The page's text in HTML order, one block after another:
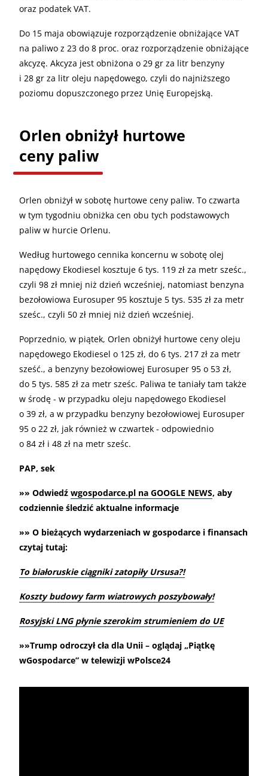
oraz podatek VAT.
Do 15 maja obowiązuje rozporządzenie obniżające VAT
na paliwo z 23 do 8 proc. oraz rozporządzenie obniżające
akcyzę. Akcyza jest obniżona o 29 gr za litr benzyny
i 28 gr za litr oleju napędowego, czyli do najniższego
poziomu dopuszczonego przez Unię Europejską.
Orlen obniżył hurtowe
ceny paliw
Orlen obniżył w sobotę hurtowe ceny paliw. To czwarta
w tym tygodniu obniżka cen obu tych podstawowych
paliw w hurcie Orlenu.
Według hurtowego cennika koncernu w sobotę olej
napędowy Ekodiesel kosztuje 6 tys. 119 zł za metr sześc.,
czyli 98 zł mniej niż dzień wcześniej, natomiast benzyna
bezołowiowa Eurosuper 95 kosztuje 5 tys. 535 zł za metr
sześc., czyli 50 zł mniej niż dzień wcześniej.
Poprzednio, w piątek, Orlen obniżył hurtowe ceny oleju
napędowego Ekodiesel o 125 zł, do 6 tys. 217 zł za metr
sześć., a benzyny bezołowiowej Eurosuper 95 o 53 zł,
do 5 tys. 585 zł za metr sześc. Paliwa te taniały tam także
w środę - w przypadku oleju napędowego Ekodiesel
o 39 zł, a w przypadku benzyny bezołowiowej Eurosuper
95 o 22 zł, jak również w czwartek - odpowiednio
o 84 zł i 48 zł na metr sześc.
PAP, sek
»» Odwiedź wgospodarce.pl na GOOGLE NEWS, aby
codziennie śledzić aktualne informacje
»» O bieżących wydarzeniach w gospodarce i finansach
czytaj tutaj:
To białoruskie ciągniki zatopiły Ursusa?!
Koszty budowy farm wiatrowych poszybowały!
Rosyjski LNG płynie szerokim strumieniem do UE
»»Trump odroczył cła dla Unii – oglądaj „Piątkę
wGospodarce” w telewizji wPolsce24